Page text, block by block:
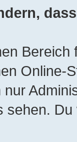
Online-
sehen.